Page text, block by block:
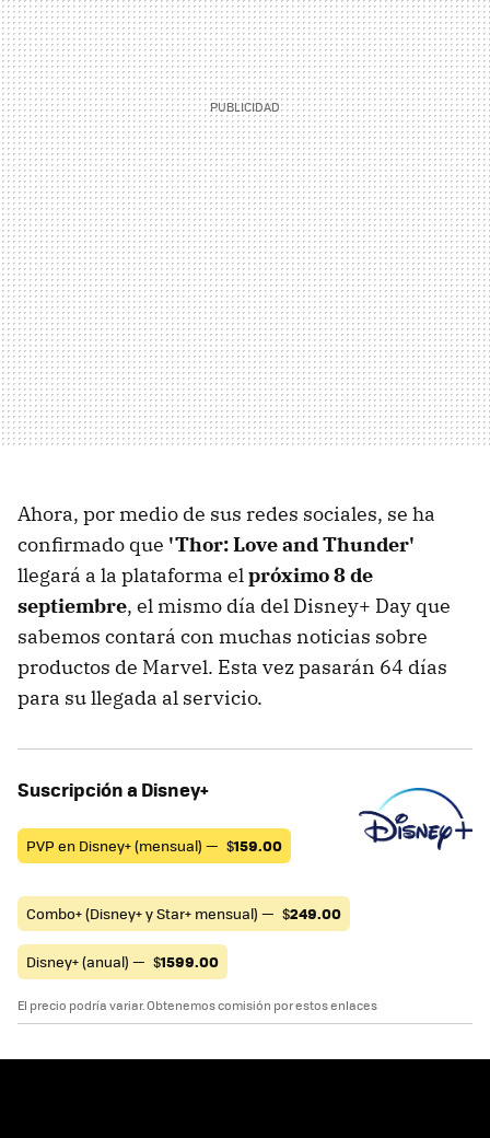
Ahora, por medio de sus redes sociales, se ha
confirmado que 'Thor: Love and Thunder'
llegará a la plataforma elpróximo 8 de
septiembre, el mismo día del Disney+ Day que
sabemos contará con muchas noticias sobre
productos de Marvel. Esta vez pasarán 64 días
para su llegada al servicio.
Suscripción a Disney+
PVP en Disney+ (mensual) — $159.00
Combo+ (Disney+ y Star+ mensual) — $249.00
Disney+ (anual) — $1599.00
El precio podría variar. Obtenemos comisión por estos enlaces